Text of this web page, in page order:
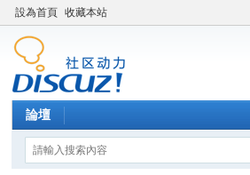
設為首頁 收藏本站
論壇